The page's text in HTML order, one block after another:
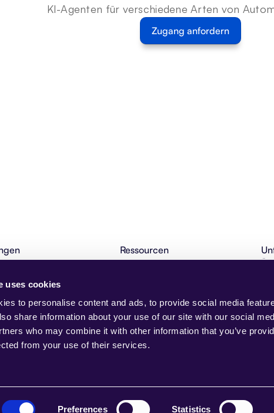
uses cookies
to personalise content and ads, to provide social media
share information about your use of our site with our social
who may combine it with other information that you’ve
from your use of their services.
Preferences Statistics
KI-Agenten für verschiedene Arten von
Zugang anfordern
KI-Lösungen
Ressourcen
Agentic Insights
Changelog
Partnerprogramm
Anwendungsfälle
Case Studies